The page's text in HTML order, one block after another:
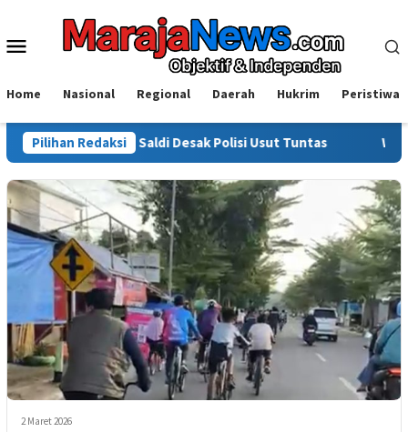
konten
Menu
Home Nasional Regional Daerah Hukrim Peristiwa
Pilihan Redaksi
Saldi Desak Polisi Usut Tuntas Warga Sinjai
2 Maret 2026